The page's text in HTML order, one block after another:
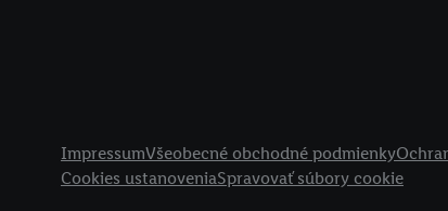
ImpressumVšeobecné obchodné podmienky
Cookies ustanoveniaSpravovať súbory cookie